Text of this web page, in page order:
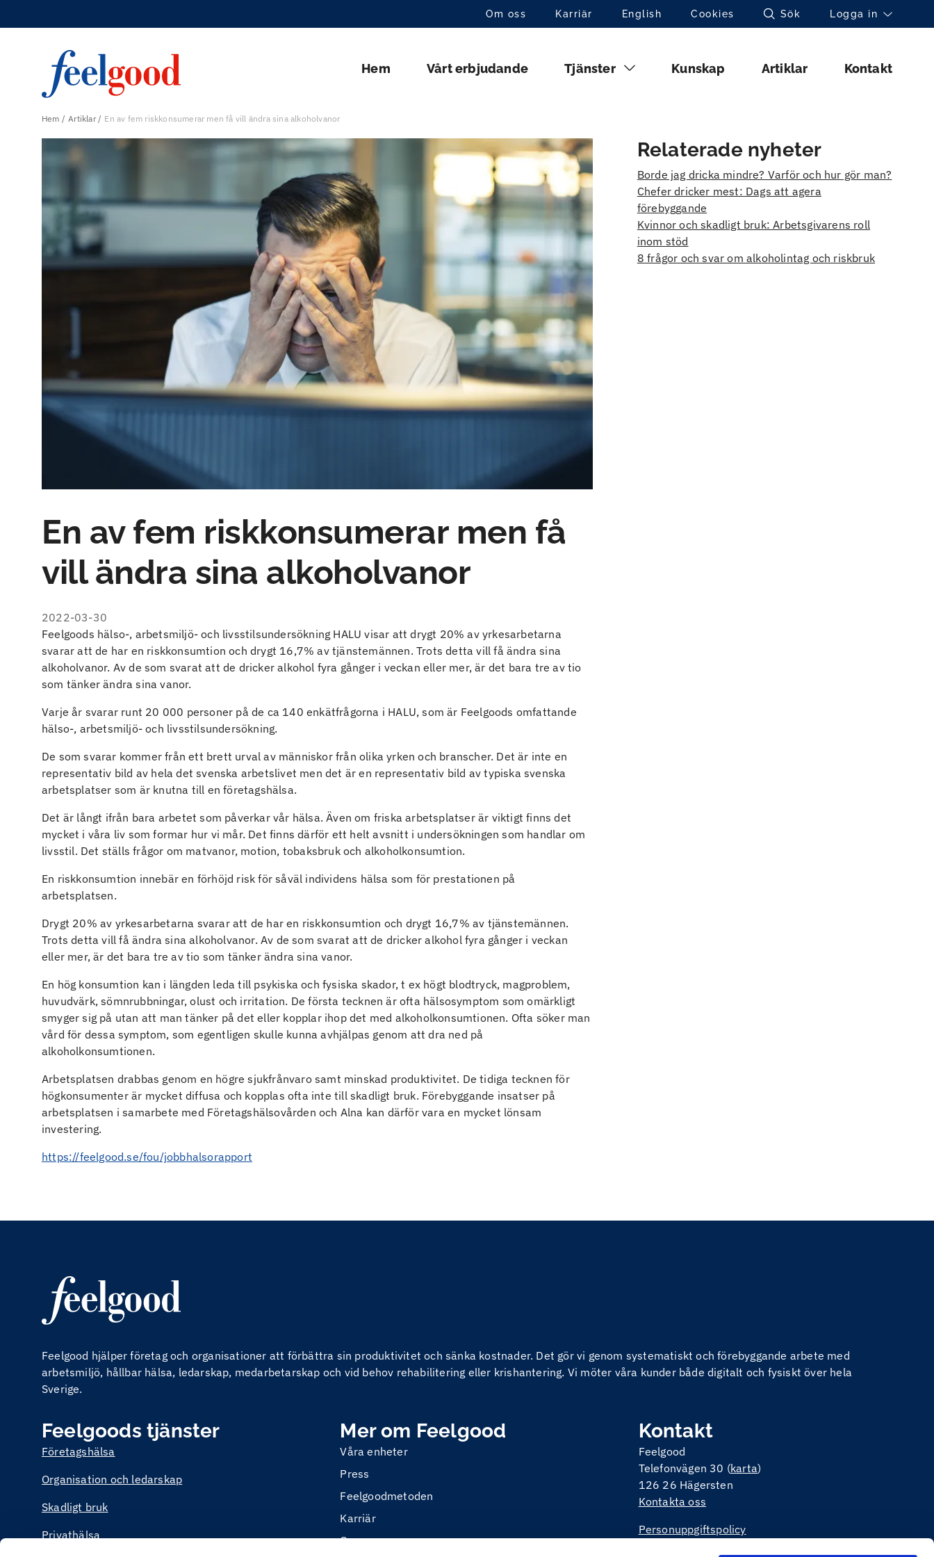
Toppnavigation (sv)
Om oss Karriär English Cookies Sök Logga in
Huvudmeny (sv)
Hem Vårt erbjudande Tjänster Kunskap Artiklar Kontakt
Hem Artiklar En av fem riskkonsumerar men få vill ändra sina alkoholvanor
En av fem riskkonsumerar men få
vill ändra sina alkoholvanor
2022-03-30
Feelgoods hälso-, arbetsmiljö- och livsstilsundersökning HALU visar att drygt 20% av yrkesarbetarna
svarar att de har en riskkonsumtion och drygt 16,7% av tjänstemännen. Trots detta vill få ändra sina
alkoholvanor. Av de som svarat att de dricker alkohol fyra gånger i veckan eller mer, är det bara tre av tio
som tänker ändra sina vanor.
Varje år svarar runt 20 000 personer på de ca 140 enkätfrågorna i HALU, som är Feelgoods omfattande
hälso-, arbetsmiljö- och livsstilsundersökning.
De som svarar kommer från ett brett urval av människor från olika yrken och branscher. Det är inte en
representativ bild av hela det svenska arbetslivet men det är en representativ bild av typiska svenska
arbetsplatser som är knutna till en företagshälsa.
Det är långt ifrån bara arbetet som påverkar vår hälsa. Även om friska arbetsplatser är viktigt finns det
mycket i våra liv som formar hur vi mår. Det finns därför ett helt avsnitt i undersökningen som handlar om
livsstil. Det ställs frågor om matvanor, motion, tobaksbruk och alkoholkonsumtion.
En riskkonsumtion innebär en förhöjd risk för såväl individens hälsa som för prestationen på
arbetsplatsen.
Drygt 20% av yrkesarbetarna svarar att de har en riskkonsumtion och drygt 16,7% av tjänstemännen.
Trots detta vill få ändra sina alkoholvanor. Av de som svarat att de dricker alkohol fyra gånger i veckan
eller mer, är det bara tre av tio som tänker ändra sina vanor.
En hög konsumtion kan i längden leda till psykiska och fysiska skador, t ex högt blodtryck, magproblem,
huvudvärk, sömnrubbningar, olust och irritation. De första tecknen är ofta hälsosymptom som omärkligt
smyger sig på utan att man tänker på det eller kopplar ihop det med alkoholkonsumtionen. Ofta söker man
vård för dessa symptom, som egentligen skulle kunna avhjälpas genom att dra ned på
alkoholkonsumtionen.
Arbetsplatsen drabbas genom en högre sjukfrånvaro samt minskad produktivitet. De tidiga tecknen för
högkonsumenter är mycket diffusa och kopplas ofta inte till skadligt bruk. Förebyggande insatser på
arbetsplatsen i samarbete med Företagshälsovården och Alna kan därför vara en mycket lönsam
investering.
https://feelgood.se/fou/jobbhalsorapport
Relaterade nyheter
Borde jag dricka mindre? Varför och hur gör man?
Chefer dricker mest: Dags att agera
förebyggande
Kvinnor och skadligt bruk: Arbetsgivarens roll
inom stöd
8 frågor och svar om alkoholintag och riskbruk
Feelgood hjälper företag och organisationer att förbättra sin produktivitet och sänka kostnader. Det gör vi genom systematiskt och förebyggande arbete med
arbetsmiljö, hållbar hälsa, ledarskap, medarbetarskap och vid behov rehabilitering eller krishantering. Vi möter våra kunder både digitalt och fysiskt över hela
Sverige.
Feelgoods tjänster
Företagshälsa
Organisation och ledarskap
Skadligt bruk
Privathälsa
Mer om Feelgood
Våra enheter
Press
Feelgoodmetoden
Karriär
Om oss
Kontakt
Feelgood
Telefonvägen 30 (karta)
126 26 Hägersten
Kontakta oss
Personuppgiftspolicy